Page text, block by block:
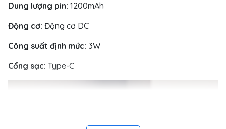
Dung lượng pin: 1200mAh
Động cơ: Động cơ DC
Công suất định mức: 3W
Cổng sạc: Type-C